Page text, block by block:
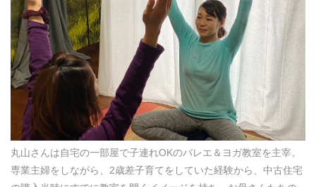
丸山さんは自宅の一部屋で子連れOKのバレエ＆ヨガ教室を主宰。
専業主婦をしながら、2歳差子育てをしていた経験から、中古住宅